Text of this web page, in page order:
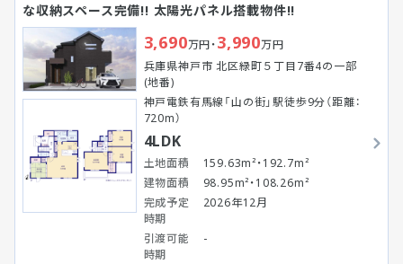
な収納スペース完備!! 太陽光パネル搭載物件!!
3,690万円・3,990万円
兵庫県神戸市 北区緑町５丁目7番4の一部
(地番)
神戸電鉄有馬線「山の街」駅徒歩9分（距離：
720m）
4LDK
土地面積
159.63m²・192.7m²
建物面積
98.95m²・108.26m²
完成予定
時期
2026年12月
引渡可能
時期
-